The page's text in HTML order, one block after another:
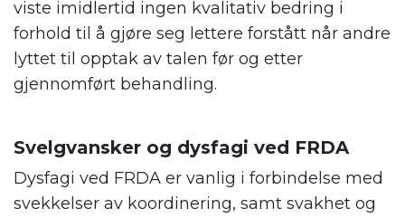
viste imidlertid ingen kvalitativ bedring i
forhold til å gjøre seg lettere forstått når andre
lyttet til opptak av talen før og etter
gjennomført behandling.
Svelgvansker og dysfagi ved FRDA
Dysfagi ved FRDA er vanlig i forbindelse med
svekkelser av koordinering, samt svakhet og